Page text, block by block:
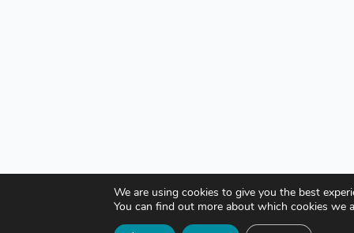
We are using cookies to give you the best
You can find out more about which cookies